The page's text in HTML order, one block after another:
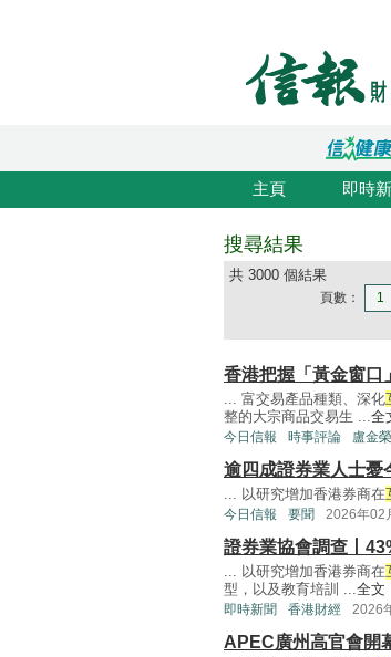
主頁 即時
搜尋結果
共 3000 個結果
頁數： 1
香港把握「黃金窗口
... 富交易產品種類、深化
整的大宗商品交易生 ...全
今日信報 時事評論 盧金榮
逾四成證券業人士憂
... 以研究增加香港券商在
今日信報 要聞 2026年02
證券業協會調查丨
... 以研究增加香港券商在
型，以及教育培訓 ...全文
即時新聞 香港財經 2026
APEC廣州高官會開